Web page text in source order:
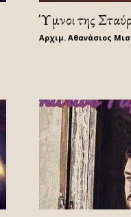
Ύμνοι της
Αρχιμ. Αθανάσιος